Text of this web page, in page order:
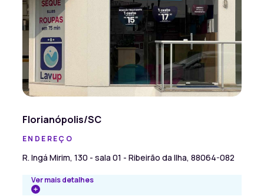
Florianópolis/SC
ENDEREÇO
R. Ingá Mirim, 130 - sala 01 - Ribeirão da Ilha, 88064-082
Ver mais detalhes